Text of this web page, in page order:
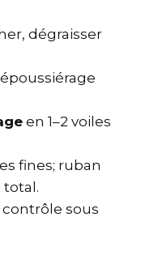
dégraisser
en 1–2 voiles
fines; ruban
total.
contrôle sous